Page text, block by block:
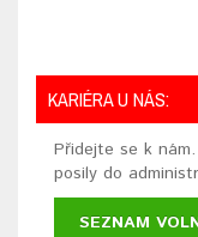
KARIÉRA U NÁS:
Přidejte se k
posily do
SEZNAM